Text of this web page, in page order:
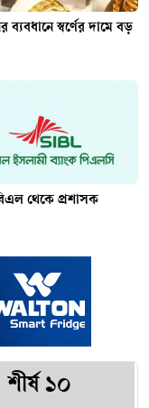
ব্যবধানে স্বর্ণের দামে বড়
থেকে প্রশাসক
শীর্ষ ১০